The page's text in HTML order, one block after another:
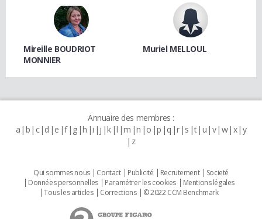
Mireille BOUDRIOT
MONNIER
Muriel MELLOUL
Annuaire des membres :
a b c d e f g h i j k l m n o p q r s t u v w x y
z
Qui sommes nous Contact Publicité Recrutement
Societé
Données personnelles
Paramétrer les cookies
Mentions légales
Tous les articles
Corrections © 2022 CCM Benchmark